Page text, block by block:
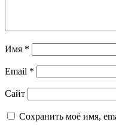
Имя *
Email *
Сайт
Сохранить моё имя,